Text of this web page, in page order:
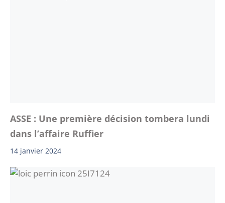
ASSE : Une première décision tombera lundi
dans l’affaire Ruffier
14 janvier 2024